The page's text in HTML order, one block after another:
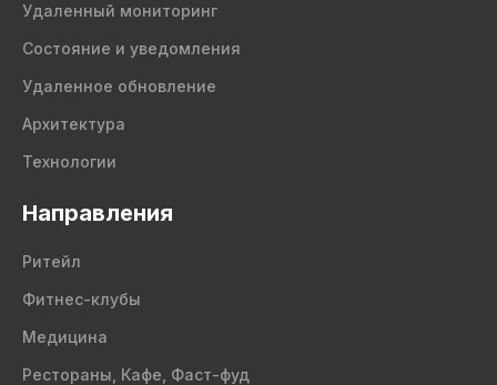
Удаленный мониторинг
Состояние и уведомления
Удаленное обновление
Архитектура
Технологии
Направления
Ритейл
Фитнес-клубы
Медицина
Рестораны, Кафе, Фаст-фуд